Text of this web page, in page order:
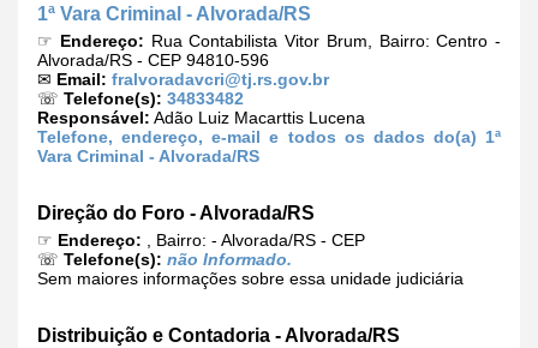
1ª Vara Criminal - Alvorada/RS
☞ Endereço: Rua Contabilista Vitor Brum, Bairro: Centro -
Alvorada/RS - CEP 94810-596
✉ Email: fralvoradavcri@tj.rs.gov.br
☏ Telefone(s): 34833482
Responsável: Adão Luiz Macarttis Lucena
Telefone, endereço, e-mail e todos os dados do(a) 1ª
Vara Criminal - Alvorada/RS
Direção do Foro - Alvorada/RS
☞ Endereço: , Bairro: - Alvorada/RS - CEP
☏ Telefone(s): não Informado.
Sem maiores informações sobre essa unidade judiciária
Distribuição e Contadoria - Alvorada/RS